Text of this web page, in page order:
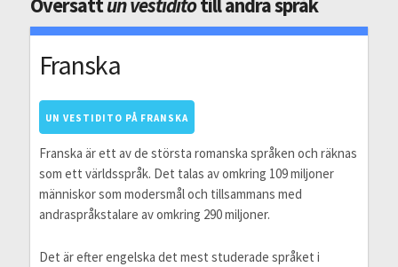
Översättun vestiditotill andra språk
Franska
UN VESTIDITO PÅ FRANSKA
Franska är ett av de största romanska språken och räknas
som ett världsspråk. Det talas av omkring 109 miljoner
människor som modersmål och tillsammans med
andraspråkstalare av omkring 290 miljoner.
Det är efter engelska det mest studerade språket i